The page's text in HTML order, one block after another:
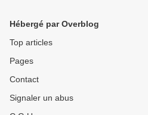
Hébergé par Overblog
Top articles
Pages
Contact
Signaler un abus